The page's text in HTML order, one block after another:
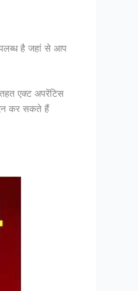
है जहां से आप
एक्ट अपरेंटिस
कर सकते हैं